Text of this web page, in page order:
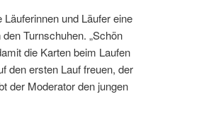
und Läufer eine
Turnschuhen. „Schön
die Karten beim Laufen
den ersten Lauf freuen, der
der Moderator den jungen